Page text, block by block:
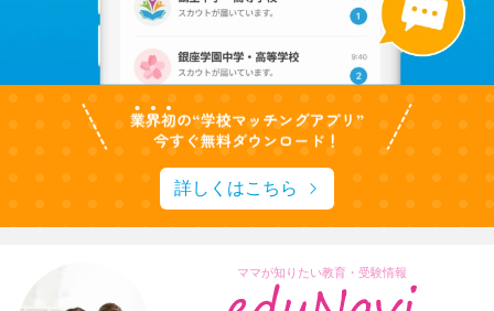
詳しくはこちら
ママが知りたい教育・受験情報